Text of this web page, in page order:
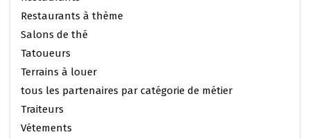
Restaurants à thème
Salons de thé
Tatoueurs
Terrains à louer
tous les partenaires par catégorie de métier
Traiteurs
Vétements